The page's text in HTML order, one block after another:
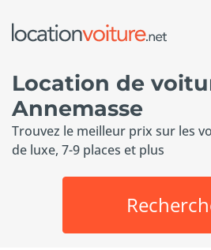
Location de
Annemasse
Trouvez le meilleur prix sur les
de luxe, 7-9 places et plus